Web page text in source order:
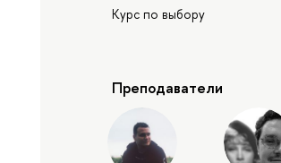
Курс по выбору
Преподаватели